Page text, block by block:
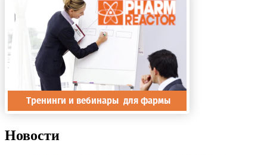
Новости